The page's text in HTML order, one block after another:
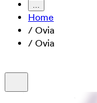
...
Home
/ Ovia
/ Ovia